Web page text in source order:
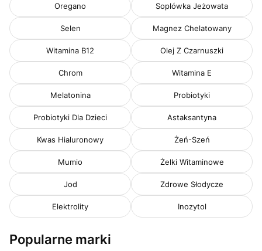
Oregano Soplówka Jeżowata
Selen Magnez Chelatowany
Witamina B12 Olej Z Czarnuszki
Chrom Witamina E
Melatonina Probiotyki
Probiotyki Dla Dzieci Astaksantyna
Kwas Hialuronowy Żeń-Szeń
Mumio Żelki Witaminowe
Jod Zdrowe Słodycze
Elektrolity Inozytol
Popularne marki